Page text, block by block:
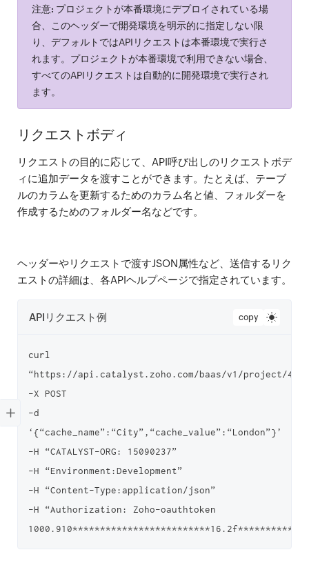
注意: プロジェクトが本番環境にデプロイされている場
合、このヘッダーで開発環境を明示的に指定しない限
り、デフォルトではAPIリクエストは本番環境で実行さ
れます。プロジェクトが本番環境で利用できない場合、
すべてのAPIリクエストは自動的に開発環境で実行され
ます。
リクエストボディ
リクエストの目的に応じて、API呼び出しのリクエストボデ
ィに追加データを渡すことができます。たとえば、テーブ
ルのカラムを更新するためのカラム名と値、フォルダーを
作成するためのフォルダー名などです。
ヘッダーやリクエストで渡すJSON属性など、送信するリク
エストの詳細は、各APIヘルプページで指定されています。
APIリクエスト例 copy
curl
“https://api.catalyst.zoho.com/baas/v1/project/
-X POST
-d
‘{“cache_name”:“City”,“cache_value”:“London”}’
-H “CATALYST-ORG: 15090237”
-H “Environment:Development”
-H “Content-Type:application/json”
-H “Authorization: Zoho-oauthtoken